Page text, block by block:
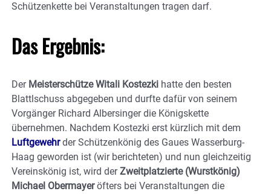
Schützenkette bei Veranstaltungen tragen darf.
Das Ergebnis:
Der Meisterschütze Witali Kostezki hatte den besten
Blattlschuss abgegeben und durfte dafür von seinem
Vorgänger Richard Albersinger die Königskette
übernehmen. Nachdem Kostezki erst kürzlich mit dem
Luftgewehrder Schützenkönig des Gaues Wasserburg-
Haag geworden ist (wir berichteten) und nun gleichzeitig
Vereinskönig ist, wird derZweitplatzierte (Wurstkönig)
Michael Obermayeröfters bei Veranstaltungen die